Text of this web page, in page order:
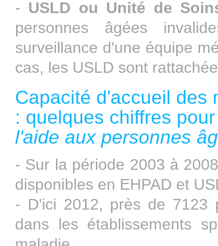
- USLD ou Unité de
personnes âgées
surveillance d'une équipe
cas, les USLD sont
Capacité d'accueil des
: quelques chiffres
l'aide aux personnes
- Sur la période 2003 à
disponibles en EHPAD et
- D'ici 2012, près de 7123
dans les établissements